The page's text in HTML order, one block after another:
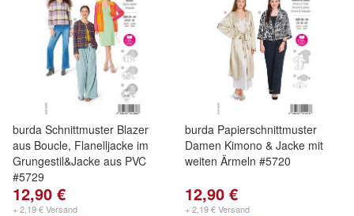
burda Schnittmuster Blazer
aus Boucle, Flanelljacke im
Grungestil&Jacke aus PVC
#5729
12,90 €
+ 2,19 € Versand
burda Papierschnittmuster
Damen Kimono & Jacke mit
weiten Ärmeln #5720
12,90 €
+ 2,19 € Versand